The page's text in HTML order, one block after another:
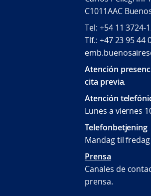
C1011AAC
Tel: +54 11 3724-
Tlf.: +47 23 95 44
Atención
cita previa.
Atención
Lunes a viernes
Telefonbetjening
Mandag til fredag
Prensa
Canales de
prensa.